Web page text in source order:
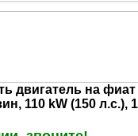
двигатель на
110 kW (150 л.с.),